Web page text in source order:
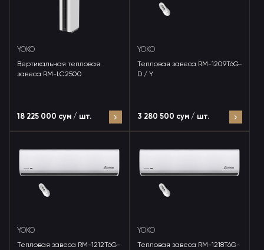
YOKO
Вертикальная тепловая
завеса RM-LC2500
18 225 000 сум / шт.
YOKO
Тепловая завеса RM-1209T6G-
D / Y
3 280 500 сум / шт.
YOKO
Тепловая завеса RM-1212T6G-
YOKO
Тепловая завеса RM-1218T6G-